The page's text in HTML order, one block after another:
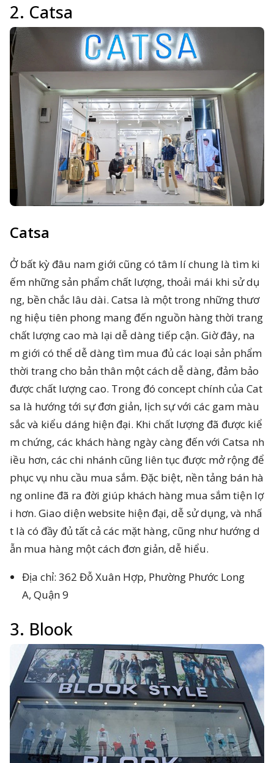
2. Catsa
Catsa
Ở bất kỳ đâu nam giới cũng có tâm lí chung là tìm ki
ếm những sản phẩm chất lượng, thoải mái khi sử dụ
ng, bền chắc lâu dài. Catsa là một trong những thươ
ng hiệu tiên phong mang đến nguồn hàng thời trang
chất lượng cao mà lại dễ dàng tiếp cận. Giờ đây, na
m giới có thể dễ dàng tìm mua đủ các loại sản phẩm
thời trang cho bản thân một cách dễ dàng, đảm bảo
được chất lượng cao. Trong đó concept chính của Cat
sa là hướng tới sự đơn giản, lịch sự với các gam màu
sắc và kiểu dáng hiện đại. Khi chất lượng đã được kiể
m chứng, các khách hàng ngày càng đến với Catsa nh
iều hơn, các chi nhánh cũng liên tục được mở rộng để
phục vụ nhu cầu mua sắm. Đặc biệt, nền tảng bán hà
ng online đã ra đời giúp khách hàng mua sắm tiện lợ
i hơn. Giao diện website hiện đại, dễ sử dụng, và nhấ
t là có đầy đủ tất cả các mặt hàng, cũng như hướng d
ẫn mua hàng một cách đơn giản, dễ hiểu.
Địa chỉ: 362 Đỗ Xuân Hợp, Phường Phước Long
A, Quận 9
3. Blook